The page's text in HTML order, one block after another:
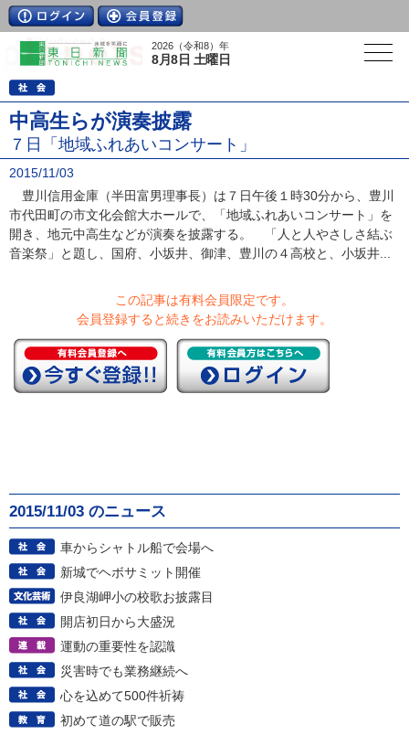
2026（令和8）年
8月8日 土曜日
中高生らが演奏披露
７日「地域ふれあいコンサート」
2015/11/03
豊川信用金庫（半田富男理事長）は７日午後１時30分から、豊川
市代田町の市文化会館大ホールで、「地域ふれあいコンサート」を
開き、地元中高生などが演奏を披露する。 「人と人やさしさ結ぶ
音楽祭」と題し、国府、小坂井、御津、豊川の４高校と、小坂井...
この記事は有料会員限定です。
会員登録すると続きをお読みいただけます。
2015/11/03 のニュース
車からシャトル船で会場へ
新城でヘボサミット開催
伊良湖岬小の校歌お披露目
開店初日から大盛況
運動の重要性を認識
災害時でも業務継続へ
心を込めて500件祈祷
初めて道の駅で販売